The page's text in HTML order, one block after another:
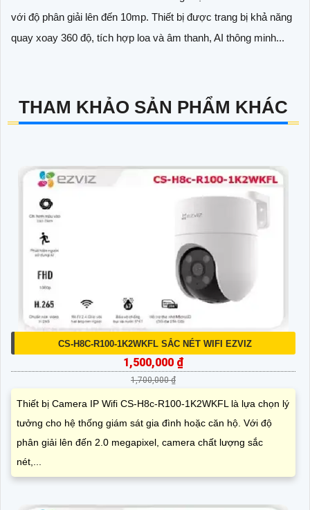
với độ phân giải lên đến 10mp. Thiết bị được trang bị khả năng
quay xoay 360 độ, tích hợp loa và âm thanh, AI thông minh...
THAM KHẢO SẢN PHẨM KHÁC
CS-H8C-R100-1K2WKFL SẮC NÉT WIFI EZVIZ
1,500,000 ₫
1,700,000 ₫
Thiết bị Camera IP Wifi CS-H8c-R100-1K2WKFL là lựa chọn lý
tưởng cho hệ thống giám sát gia đình hoặc căn hộ. Với độ
phân giải lên đến 2.0 megapixel, camera chất lượng sắc
nét,...